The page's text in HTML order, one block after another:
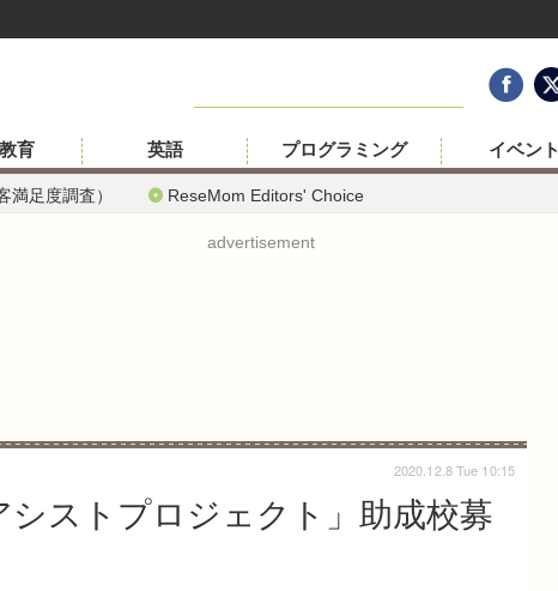
満足度調査） ReseMom Editors' Choice
育 英語 プログラミング イベント
advertisement
シストプロジェクト」助成校募
2020.12.8 Tue 10:15